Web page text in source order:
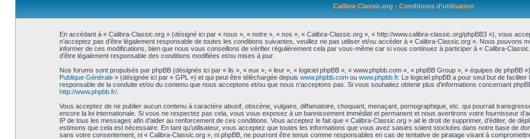
Calibra-Classic.org - Conditions d’utilisation
En accédant à « Calibra-Classic.org » (désigné ici par « nous », « notre », « nos », « Calibra-Classic.org », « http://www.calibra-classic.org/phpBB3 »), vous
n’acceptez pas d’être légalement responsable de toutes les conditions suivantes, veuillez ne pas utiliser et/ou accéder à « Calibra-Classic.org ». Nous pouvons
informer de ces modifications, bien que nous vous conseillons de vérifier régulièrement cela par vous-même car si vous continuez à participer à « Calibra-
d’être légalement responsable des conditions modifiées et/ou mises à jour.
Nos forums sont propulsés par phpBB (désignés ici par « ils », « eux », « leur », « logiciel phpBB », « www.phpbb.com », « phpBB Group », « équipes de phpBB
Publique Générale» (désignée ici par « GPL ») et qui peut être téléchargée depuis www.phpbb.comou www.phpbb.fr. Le logiciel phpBB a pour seul but de
responsable de la conduite et/ou du contenu que nous acceptons et/ou que nous n’acceptons pas. Si vous souhaitez obtenir plus d’informations concernant
http://www.phpbb.fr/.
Vous acceptez de ne publier aucun contenu à caractère abusif, obscène, vulgaire, diffamatoire, choquant, menaçant, pornographique, etc. qui pourrait
encore la loi internationale. Si vous ne respectez pas cela, vous vous exposez à un bannissement immédiat et permanent et nous avertirons votre fournisseur
IP de tous les messages afin d’aider au renforcement de ces conditions. Vous acceptez le fait que « Calibra-Classic.org » ait le droit de supprimer, d’éditer, de
estimons que cela est nécessaire. En tant qu’utilisateur, vous acceptez que toutes les informations que vous avez saisies soient stockées dans notre base de
sans votre consentement, ni « Calibra-Classic.org », ni phpBB, ne pourront être tenus comme responsables en cas de tentative de piratage visant à